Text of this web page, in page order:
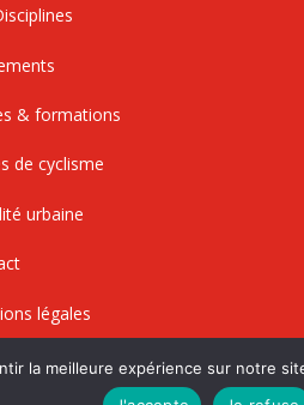
& formations
de cyclisme
urbaine
légales
la meilleure expérience sur notre